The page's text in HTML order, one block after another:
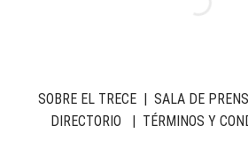
SOBRE EL TRECE| SALA DE
DIRECTORIO | TÉRMINOS Y